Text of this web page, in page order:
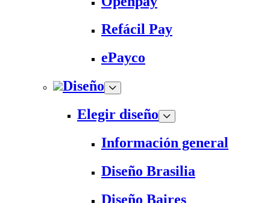
Refácil Pay
ePayco
Diseño
Elegir diseño
Información general
Diseño Brasilia
Diseño Baires